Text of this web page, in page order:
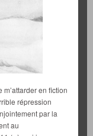
en fiction
répression
par la
au